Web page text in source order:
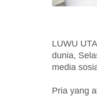
LUWU
dunia,
media
Pria yang